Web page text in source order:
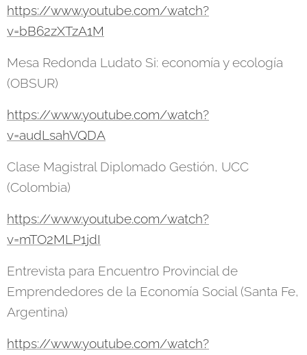
https://www.youtube.com/watch?
v=bB62zXTzA1M
Mesa Redonda Ludato Si: economía y ecología
(OBSUR)
https://www.youtube.com/watch?
v=audLsahVQDA
Clase Magistral Diplomado Gestión, UCC
(Colombia)
https://www.youtube.com/watch?
v=mTO2MLP1jdI
Entrevista para Encuentro Provincial de
Emprendedores de la Economía Social (Santa Fe,
Argentina)
https://www.youtube.com/watch?